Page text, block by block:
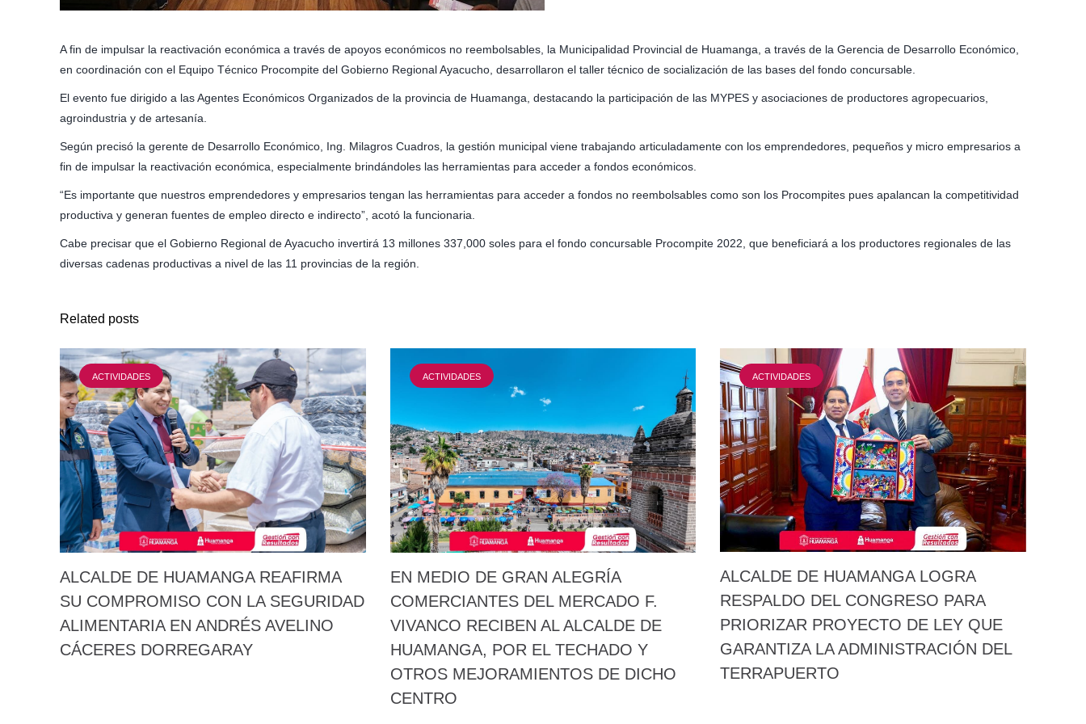
A fin de impulsar la reactivación económica a través de apoyos económicos no reembolsables, la Municipalidad Provincial de Huamanga, a través de la Gerencia de Desarrollo Económico,
en coordinación con el Equipo Técnico Procompite del Gobierno Regional Ayacucho, desarrollaron el taller técnico de socialización de las bases del fondo concursable.
El evento fue dirigido a las Agentes Económicos Organizados de la provincia de Huamanga, destacando la participación de las MYPES y asociaciones de productores agropecuarios,
agroindustria y de artesanía.
Según precisó la gerente de Desarrollo Económico, Ing. Milagros Cuadros, la gestión municipal viene trabajando articuladamente con los emprendedores, pequeños y micro empresarios a
fin de impulsar la reactivación económica, especialmente brindándoles las herramientas para acceder a fondos económicos.
“Es importante que nuestros emprendedores y empresarios tengan las herramientas para acceder a fondos no reembolsables como son los Procompites pues apalancan la competitividad
productiva y generan fuentes de empleo directo e indirecto”, acotó la funcionaria.
Cabe precisar que el Gobierno Regional de Ayacucho invertirá 13 millones 337,000 soles para el fondo concursable Procompite 2022, que beneficiará a los productores regionales de las
diversas cadenas productivas a nivel de las 11 provincias de la región.
Related posts
ACTIVIDADES
ALCALDE DE HUAMANGA REAFIRMA
SU COMPROMISO CON LA SEGURIDAD
ALIMENTARIA EN ANDRÉS AVELINO
CÁCERES DORREGARAY
ACTIVIDADES
EN MEDIO DE GRAN ALEGRÍA
COMERCIANTES DEL MERCADO F.
VIVANCO RECIBEN AL ALCALDE DE
HUAMANGA, POR EL TECHADO Y
OTROS MEJORAMIENTOS DE DICHO
CENTRO
ACTIVIDADES
ALCALDE DE HUAMANGA LOGRA
RESPALDO DEL CONGRESO PARA
PRIORIZAR PROYECTO DE LEY QUE
GARANTIZA LA ADMINISTRACIÓN DEL
TERRAPUERTO